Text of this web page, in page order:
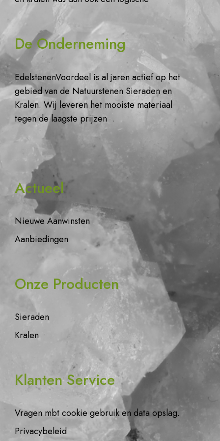
De Onderneming
EdelstenenVoordeel is al jaren actief op het
gebied van de Natuurstenen Sieraden en
Kralen. Wij leveren het mooiste materiaal
tegen de laagste prijzen .
Actueel
Nieuwe Aanwinsten
Aanbiedingen
Onze Producten
Sieraden
Kralen
Klanten Service
Vragen mbt cookie gebruik en data opslag.
Privacybeleid